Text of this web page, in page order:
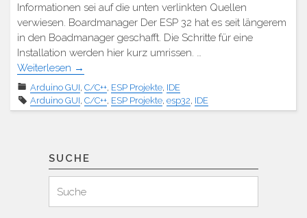
Informationen sei auf die unten verlinkten Quellen
verwiesen. Boardmanager Der ESP 32 hat es seit längerem
in den Boadmanager geschafft. Die Schritte für eine
Installation werden hier kurz umrissen. …
Weiterlesen →
Arduino GUI, C/C++, ESP Projekte, IDE
Arduino GUI, C/C++, ESP Projekte, esp32, IDE
SUCHE
für:
Suchen